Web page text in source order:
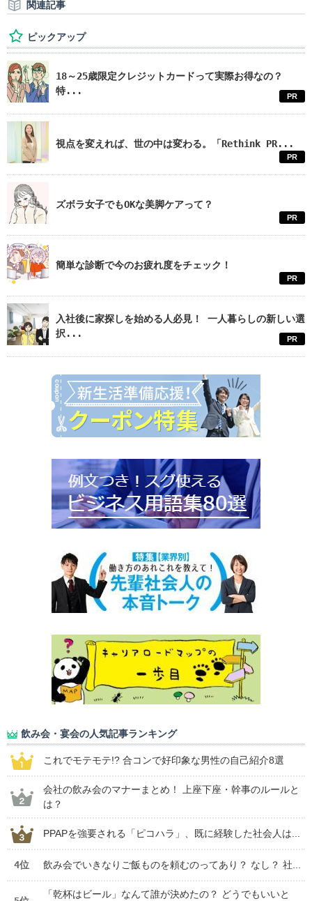
関連記事
ピックアップ
18～25歳限定クレジットカードって実際お得なの？
特...
PR
視点を変えれば、世の中は変わる。「Rethink PR...
PR
ズボラ女子でもOKな美脚ケアって？
PR
簡単な診断で今のお疲れ度をチェック！
PR
入社後に家探しを始める人必見！ 一人暮らしの新しい選
択...
PR
飲み会・宴会の人気記事ランキング
これでモテモテ!? 合コンで好印象な男性の自己紹介8選
会社の飲み会のマナーまとめ！ 上座下座・幹事のルールと
は？
PPAPを強要される「ピコハラ」、既に経験した社会人は...
4位 飲み会でいきなりご飯ものを頼むのってあり？ なし？ 社...
「乾杯はビール」なんて誰が決めたの？ どうでもいいと